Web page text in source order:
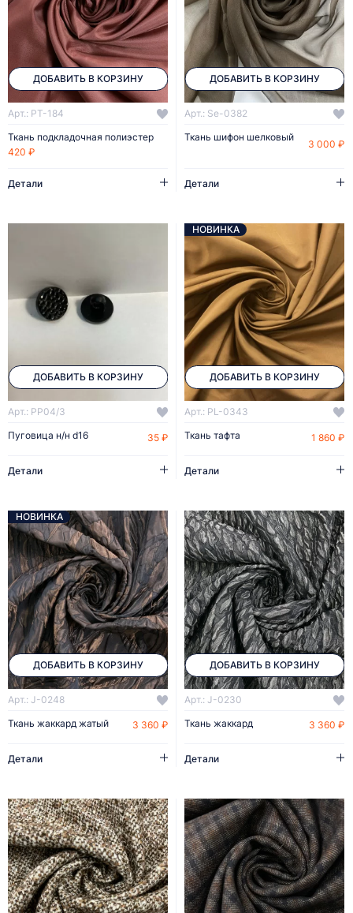
ДОБАВИТЬ В КОРЗИНУ
Арт.: PT-184
Ткань подкладочная полиэстер
420 ₽
Детали
ДОБАВИТЬ В КОРЗИНУ
Арт.: Se-0382
Ткань шифон шелковый
3 000 ₽
Детали
ДОБАВИТЬ В КОРЗИНУ
Арт.: PP04/3
Пуговица н/н d16
35 ₽
Детали
ДОБАВИТЬ В КОРЗИНУ
НОВИНКА
Арт.: PL-0343
Ткань тафта
1 860 ₽
Детали
ДОБАВИТЬ В КОРЗИНУ
НОВИНКА
Арт.: J-0248
Ткань жаккард жатый
3 360 ₽
Детали
ДОБАВИТЬ В КОРЗИНУ
Арт.: J-0230
Ткань жаккард
3 360 ₽
Детали